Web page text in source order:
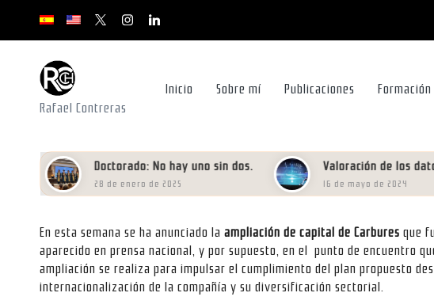
Saltar
contenido
youtube.com
youtube.comx.com/rafacontrerasch
instagram.com
youtube.com
Rafael Contreras
Inicio Sobre mí Publicaciones Formación
Doctorado: No hay uno sin dos.
28 de enero de 2025
Valoración de los datos
16 de mayo de 2024
En esta semana se ha anunciado la ampliación de capital de Carbures que
aparecido en prensa nacional, y por supuesto, en el punto de encuentro
ampliación se realiza para impulsar el cumplimiento del plan propuesto
internacionalización de la compañía y su diversificación sectorial.